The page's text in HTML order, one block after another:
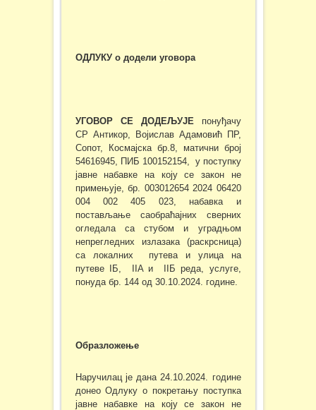
ОДЛУКУ о додели уговора
УГОВОР СЕ ДОДЕЉУЈЕ понуђачу
СР Антикор, Војислав Адамовић ПР,
Сопот, Космајска бр.8, матични број
54616945, ПИБ 100152154, у поступку
јавне набавке на коју се закон не
примењује, бр. 003012654 2024 06420
004 002 405 023, набавка и
постављање саобраћајних сверних
огледала са стубом и уградњом
непрегледних излазака (раскрсница)
са локалних путева и улица на
путеве IБ, IIA и IIБ реда, услуге,
понуда бр. 144 од 30.10.2024. године.
Образложење
Наручилац је дана 24.10.2024. године
донео Одлуку о покретању поступка
јавне набавке на коју се закон не